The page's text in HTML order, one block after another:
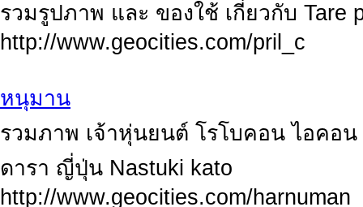
รวมรูปภาพ และ ของใช้ เกี่ยวกับ Tare
http://www.geocities.com/pril_c
หนุมาน
รวมภาพ เจ้าหุ่นยนต์ โรโบคอน ไอคอ
ดารา ญี่ปุ่น Nastuki kato
http://www.geocities.com/harnuman